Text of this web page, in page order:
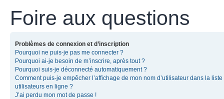
Foire aux questions
Problèmes de connexion et d’inscription
Pourquoi ne puis-je pas me connecter ?
Pourquoi ai-je besoin de m’inscrire, après tout ?
Pourquoi suis-je déconnecté automatiquement ?
Comment puis-je empêcher l’affichage de mon nom d’utilisateur dans la liste
utilisateurs en ligne ?
J’ai perdu mon mot de passe !